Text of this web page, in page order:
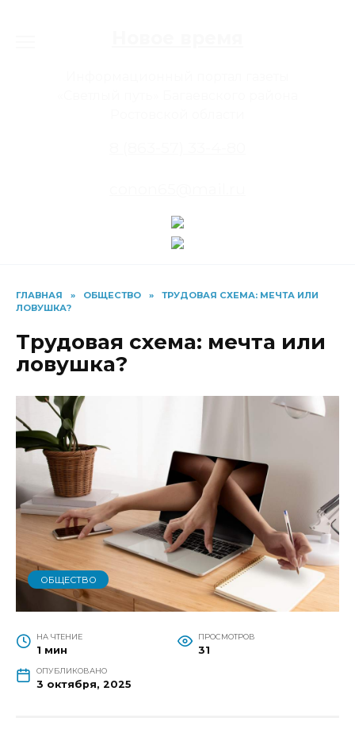
ГЛАВНАЯ » ОБЩЕСТВО »
ТРУДОВАЯ СХЕМА: МЕЧТА ИЛИ
ЛОВУШКА?
Трудовая схема: мечта или
ловушка?
ОБЩЕСТВО
НА ЧТЕНИЕ
1 мин
ПРОСМОТРОВ
31
ОПУБЛИКОВАНО
3 октября, 2025